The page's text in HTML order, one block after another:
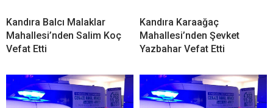
Kandıra Balcı Malaklar
Mahallesi’nden Salim Koç
Vefat Etti
Kandıra Karaağaç
Mahallesi’nden Şevket
Yazbahar Vefat Etti